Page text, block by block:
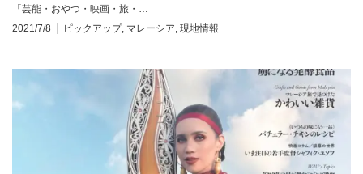
「芸能・おやつ・映画・旅・…
2021/7/8
ピックアップ, マレーシア 現地情報